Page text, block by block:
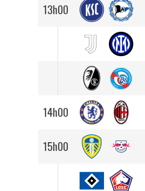
13h00
14h00
15h00